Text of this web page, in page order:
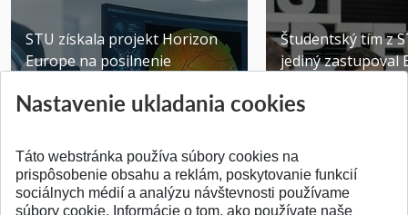
STU získala projekt Horizon
Europe na posilnenie
Publikované 31.07.2026
Študentský tím z
jediný zastupoval
Publikované
Nastavenie ukladania cookies
Táto webstránka používa súbory cookies na
prispôsobenie obsahu a reklám, poskytovanie funkcií
sociálnych médií a analýzu návštevnosti používame
súbory cookie. Informácie o tom, ako používate naše